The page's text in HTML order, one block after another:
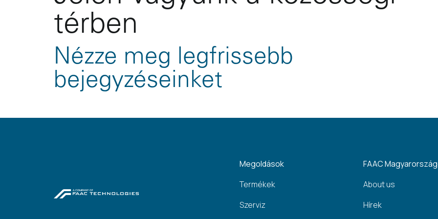
térben
Nézze meg legfrissebb
bejegyzéseinket
Megoldások
Termékek
Szerviz
FAAC
About us
Hírek